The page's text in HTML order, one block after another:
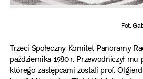
Fot.
Trzeci Społeczny Komitet Panoramy
października 1980 r. Przewodniczył
którego zastępcami zostali prof.